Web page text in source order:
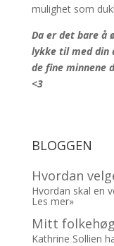
mulighet som
Da er det bare å
lykke til med din
de fine minnene
<3
BLOGGEN
Hvordan
Hvordan skal en
Les mer»
Mitt
Kathrine Sollien